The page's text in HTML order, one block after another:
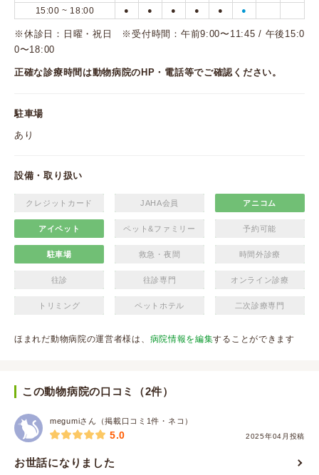
15:00 ~ 18:00 ● ● ● ● ● ●
※休診日：日曜・祝日 ※受付時間：午前9:00〜11:45 / 午後15:0
0〜18:00
正確な診療時間は動物病院のHP・電話等でご確認ください。
駐車場
あり
設備・取り扱い
クレジットカード JAHA会員 アニコム
アイペット ペット&ファミリー 予約可能
駐車場 救急・夜間 時間外診療
往診 往診専門 オンライン診療
トリミング ペットホテル 二次診療専門
ほまれだ動物病院の運営者様は、 病院情報を編集することができます
この動物病院の口コミ（2件）
megumiさん（掲載口コミ1件・ネコ）
2025年04月投稿
5.0
お世話になりました